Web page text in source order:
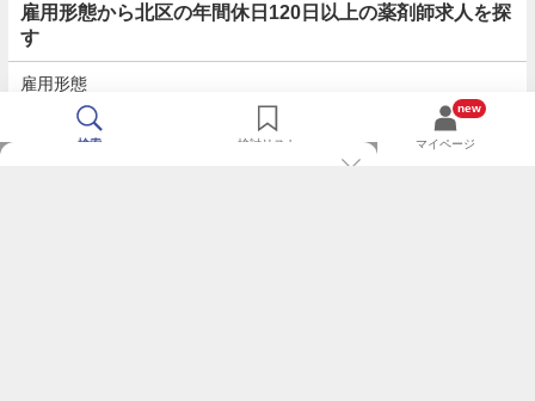
雇用形態から北区の年間休日120日以上の薬剤師求人を探
す
雇用形態
契約社員 パート・アルバイト
検索 検討リスト
new
マイページ